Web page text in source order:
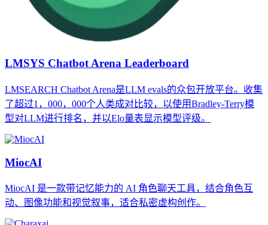
LMSYS Chatbot Arena Leaderboard
LMSEARCH Chatbot Arena是LLM evals的众包开放平台。收集
了超过1，000，000个人类成对比较，以使用Bradley-Terry模
型对LLM进行排名，并以Elo量表显示模型评级。
MiocAI
MiocAI 是一款带记忆能力的 AI 角色聊天工具，结合角色互
动、图像功能和视觉叙事，适合私密虚构创作。